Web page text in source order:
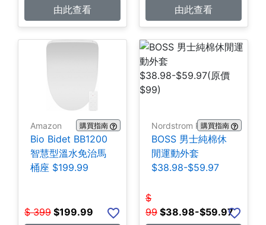
由此查看
由此查看
Amazon 購買指南
Bio Bidet BB1200
智慧型溫水免治馬
桶座 $199.99
$ 399 $199.99
Nordstrom Rack購買指南
BOSS 男士純棉休
閒運動外套
$38.98-$59.97
$
99 $38.98-$59.97